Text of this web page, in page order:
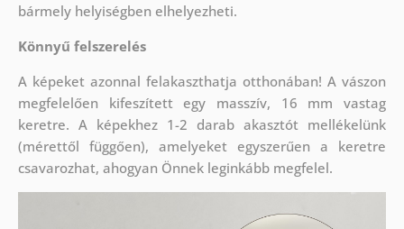
bármely helyiségben elhelyezheti.
Könnyű felszerelés
A képeket azonnal felakaszthatja otthonában! A vászon
megfelelően kifeszített egy masszív, 16 mm vastag
keretre. A képekhez 1-2 darab akasztót mellékelünk
(mérettől függően), amelyeket egyszerűen a keretre
csavarozhat, ahogyan Önnek leginkább megfelel.